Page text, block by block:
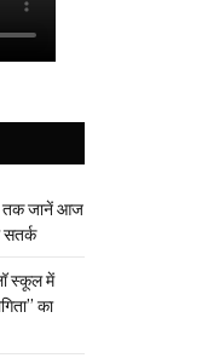
तक जानें आज
सतर्क
स्कूल में
का